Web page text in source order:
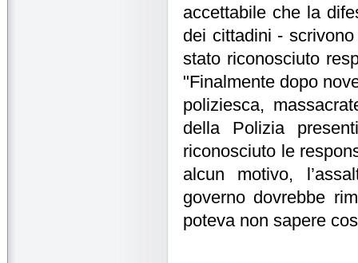
accettabile che la
dei cittadini -
stato riconosciuto
"Finalmente dopo
poliziesca,
della Polizia
riconosciuto le
alcun motivo,
governo dovrebbe
poteva non sapere